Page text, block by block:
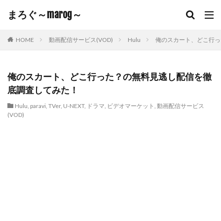
まろぐ～marog～
HOME 動画配信サービス(VOD) Hulu 俺のスカート、どこ行
俺のスカート、どこ行った？の無料見逃し配信を徹
底調査してみた！
Hulu, paravi, TVer, U-NEXT, ドラマ, ビデオマーケット , 動画配信サービス
(VOD)